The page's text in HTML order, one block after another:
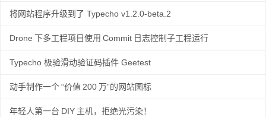
将网站程序升级到了 Typecho v1.2.0-beta.2
Drone 下多工程项目使用 Commit 日志控制子工程运行
Typecho 极验滑动验证码插件 Geetest
动手制作一个“价值 200万”的网站图标
年轻人第一台 DIY 主机，拒绝光污染！